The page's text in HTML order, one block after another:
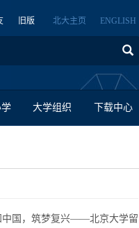
旧版 北大主页 ENGLISH
大学组织 下载中心
中国，筑梦复兴——北京大学留